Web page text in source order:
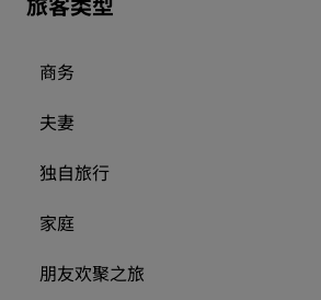
商务
夫妻
独自旅行
家庭
朋友欢聚之旅